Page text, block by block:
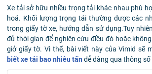
Xe tải sở hữu nhiều trọng tải khác nhau phù
hoá. Khối lượng trọng tải thường được các
trong giấy tờ xe, hướng dẫn sử dụng.Tuy
đủ thời gian để nghiên cứu điều đó hoặc
giở giấy tờ. Vì thế, bài viết này của Vimid sẽ
biết xe tải bao nhiêu tấn dễ dàng qua thông số